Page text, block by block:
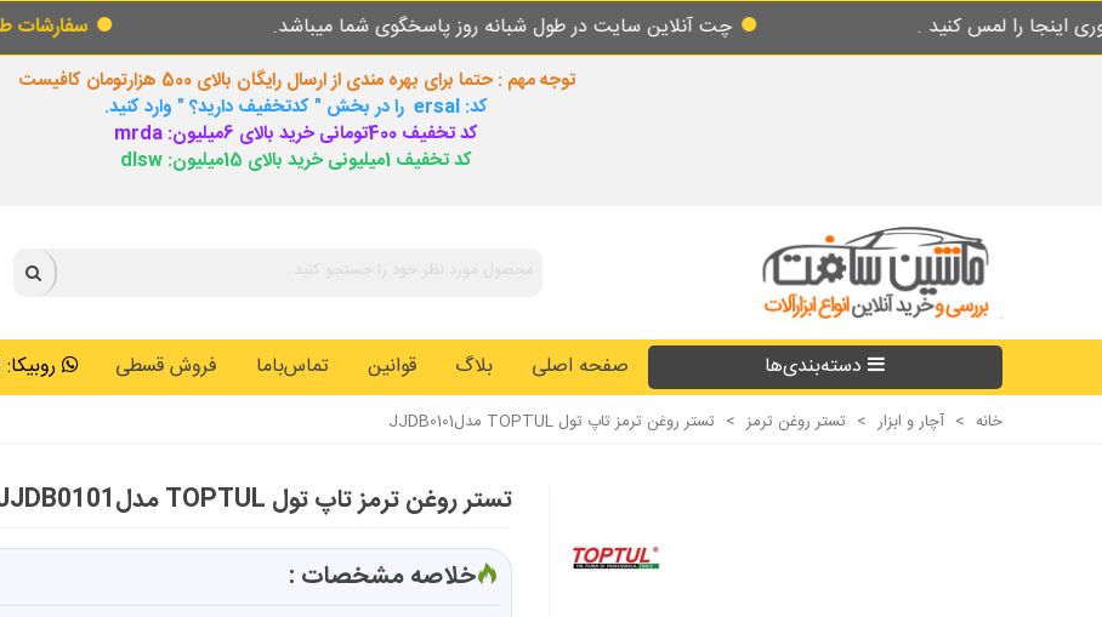
. چت آنلاین سایت در طول شبانه روز پاسخگوی شما میباشد. سفارشات طبق روال عادی
توجه مهم : حتما برای بهره مندی از ارسال رایگان بالای 500 هزارتومان کافیست
کد: ersal را در بخش " کدتخفیف دارید؟ " وارد کنید.
کد تخفیف 400تومانی خرید بالای 6میلیون: mrda
کد تخفیف 1میلیونی خرید بالای 15میلیون: dlsw
دسته‌بندی‌ها روبیکا: 09120146259 صفحه اصلی بلاگ قوانین تماس‌باما فروش قسطی
خانه > آچار و ابزار > تستر روغن ترمز > تستر روغن ترمز تاپ تول TOPTUL مدلJJDB0101
تستر روغن ترمز تاپ تول TOPTUL مدلJJDB0101
خلاصه مشخصات :